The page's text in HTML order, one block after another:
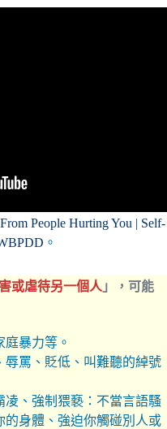
People Hurting You | Self-
。
或虐待另一個人 」，可能
暴力等。
罵、貶低、叫難聽的綽號
、強制猥褻：不當言語騷
身體、強迫你觸碰別人或